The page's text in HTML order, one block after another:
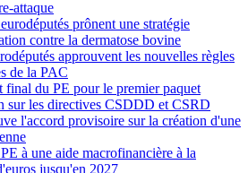
attaque
prônent une stratégie
contre la dermatose bovine
approuvent les nouvelles règles
de la PAC
final du PE pour le premier paquet
sur les directives CSDDD et CSRD
l'accord provisoire sur la création d'une
à une aide macrofinancière à la
jusqu'en 2027